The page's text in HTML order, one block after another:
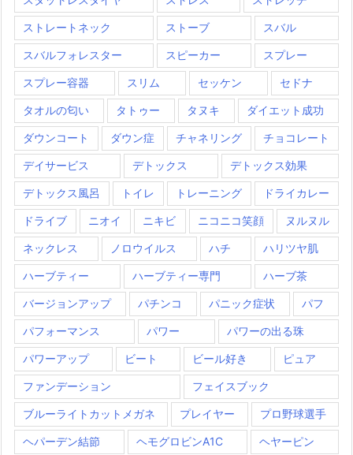
ストレートネック ストーブ スバル
スバルフォレスター スピーカー スプレー
スプレー容器 スリム セッケン セドナ
タオルの匂い タトゥー タヌキ ダイエット成功
ダウンコート ダウン症 チャネリング チョコレート
デイサービス デトックス デトックス効果
デトックス風呂 トイレ トレーニング ドライカレー
ドライブ ニオイ ニキビ ニコニコ笑顔 ヌルヌル
ネックレス ノロウイルス ハチ ハリツヤ肌
ハーブティー ハーブティー専門 ハーブ茶
バージョンアップ パチンコ パニック症状 パフ
パフォーマンス パワー パワーの出る珠
パワーアップ ビート ビール好き ピュア
ファンデーション フェイスブック
ブルーライトカットメガネ プレイヤー プロ野球選手
ヘパーデン結節 ヘモグロビンA1C ヘヤーピン